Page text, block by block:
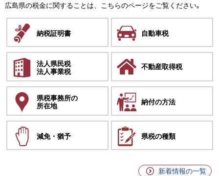
広島県の税金に関することは、こちらのページをご覧ください｡
納税証明書 自動車税
法人県民税
法人事業税
不動産取得税
県税事務所の
所在地
納付の方法
減免・猶予 県税の種類
新着情報の一覧